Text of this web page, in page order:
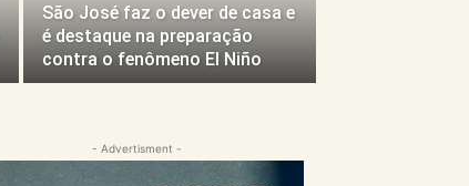
São José faz o dever de casa e
é destaque na preparação
contra o fenômeno El Niño
- Advertisment -